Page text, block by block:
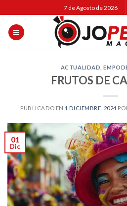
to
content
7 de Agosto de 2026
ACTUALIDAD ,
FRUTOS DE
PUBLICADO EN 1 DICIEMBRE, 2024
01
Dic